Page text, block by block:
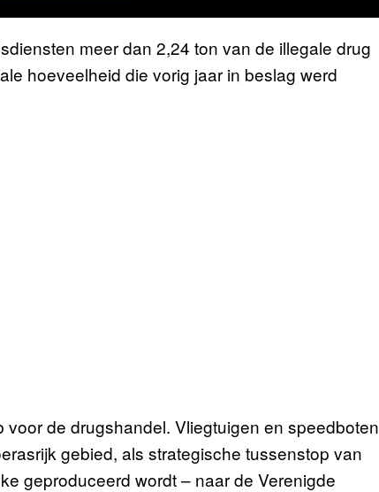
meer dan 2,24 ton van de illegale drug
hoeveelheid die vorig jaar in beslag werd
de drugshandel. Vliegtuigen en speedboten
gebied, als strategische tussenstop van
geproduceerd wordt – naar de Verenigde